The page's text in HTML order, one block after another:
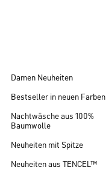
Damen Neuheiten
Bestseller in neuen Farben
Nachtwäsche aus 100%
Baumwolle
Neuheiten mit Spitze
Neuheiten aus TENCEL™